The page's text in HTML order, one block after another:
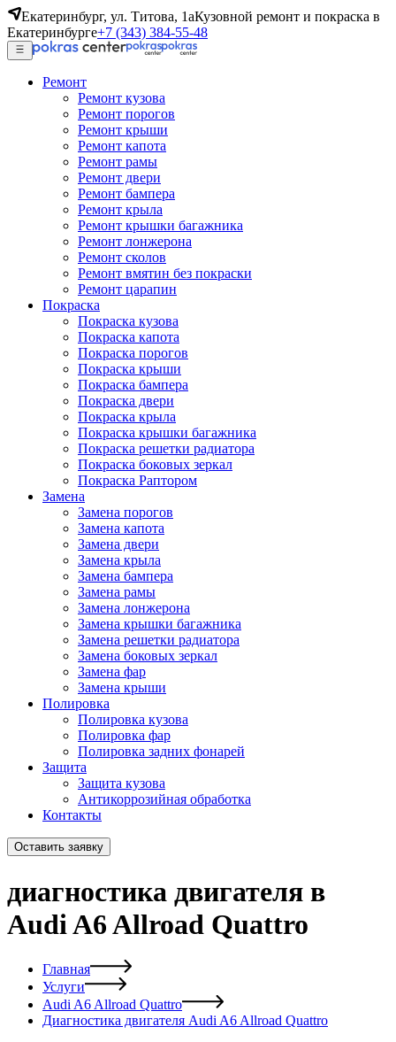
Екатеринбург, ул. Титова, 1аКузовной ремонт и покраска в
Екатеринбурге+7 (343) 384-55-48
Ремонт
Ремонт кузова
Ремонт порогов
Ремонт крыши
Ремонт капота
Ремонт рамы
Ремонт двери
Ремонт бампера
Ремонт крыла
Ремонт крышки багажника
Ремонт лонжерона
Ремонт сколов
Ремонт вмятин без покраски
Ремонт царапин
Покраска
Покраска кузова
Покраска капота
Покраска порогов
Покраска крыши
Покраска бампера
Покраска двери
Покраска крыла
Покраска крышки багажника
Покраска решетки радиатора
Покраска боковых зеркал
Покраска Раптором
Замена
Замена порогов
Замена капота
Замена двери
Замена крыла
Замена бампера
Замена рамы
Замена лонжерона
Замена крышки багажника
Замена решетки радиатора
Замена боковых зеркал
Замена фар
Замена крыши
Полировка
Полировка кузова
Полировка фар
Полировка задних фонарей
Защита
Защита кузова
Антикоррозийная обработка
Контакты
Оставить заявку
диагностика двигателя в
Audi A6 Allroad Quattro
Главная
Услуги
Audi A6 Allroad Quattro
Диагностика двигателя Audi A6 Allroad Quattro